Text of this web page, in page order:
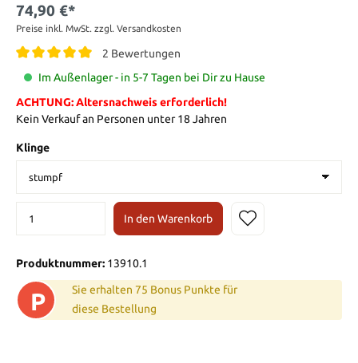
74,90 €*
Preise inkl. MwSt. zzgl. Versandkosten
2 Bewertungen
Im Außenlager - in 5-7 Tagen bei Dir zu Hause
ACHTUNG: Altersnachweis erforderlich!
Kein Verkauf an Personen unter 18 Jahren
Klinge
In den Warenkorb
Produktnummer: 13910.1
P
Sie erhalten 75 Bonus Punkte für
diese Bestellung